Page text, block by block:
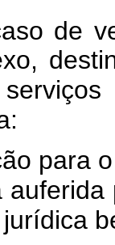
de
o